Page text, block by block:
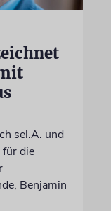
sel.A. und
für die
Benjamin